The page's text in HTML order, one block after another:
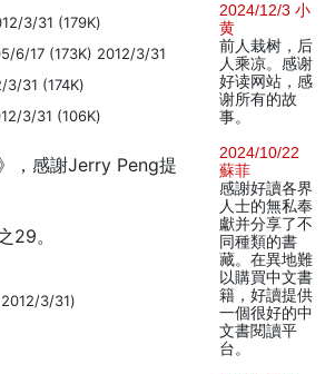
3/31 (179K)
6/17 (173K) 2012/3/31
3/31 (174K)
3/31 (106K)
，感謝Jerry Peng提
29。
3/31)
2024/12/3 小
黄
前人栽树，后
人乘凉。感谢
好读网站，感
谢所有的故
事。
2024/10/22
蘇菲
感謝好讀各界
人士的無私奉
獻并分享了不
同種類的書
藏。在異地難
以購買中文書
籍，好讀提供
一個很好的中
文書閱讀平
台。